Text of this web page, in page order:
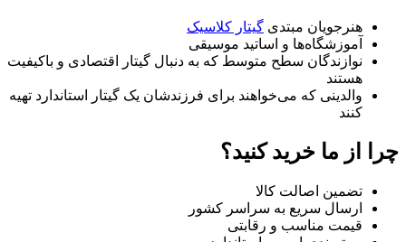
هنرجویان مبتدی گیتار کلاسیک
آموزشگاه‌ها و اساتید موسیقی
نوازندگان سطح متوسط که به دنبال گیتار اقتصادی و باکیفیت
هستند
والدینی که می‌خواهند برای فرزندشان یک گیتار استاندارد تهیه
کنند
چرا از ما خرید کنید؟
تضمین اصالت کالا
ارسال سریع به سراسر کشور
قیمت مناسب و رقابتی